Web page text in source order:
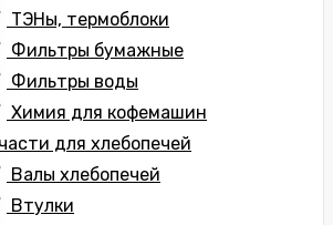
ТЭНы, термоблоки
Фильтры бумажные
Фильтры воды
Химия для кофемашин
для хлебопечей
Валы хлебопечей
Втулки